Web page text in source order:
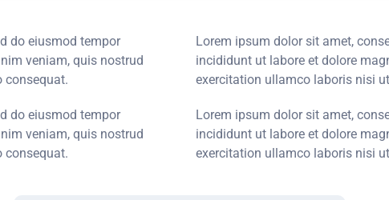
do eiusmod tempor
veniam, quis nostrud
consequat.
do eiusmod tempor
veniam, quis nostrud
consequat.
Lorem ipsum dolor sit amet,
incididunt ut labore et dolore
exercitation ullamco laboris nisi
Lorem ipsum dolor sit amet,
incididunt ut labore et dolore
exercitation ullamco laboris nisi